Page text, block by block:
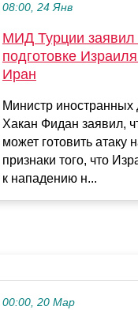
08:00, 24 Янв
МИД Турции заявил
подготовке
Иран
Министр иностранных
Хакан Фидан заявил,
может готовить атаку
признаки того, что
к нападению н...
00:00, 20 Мар